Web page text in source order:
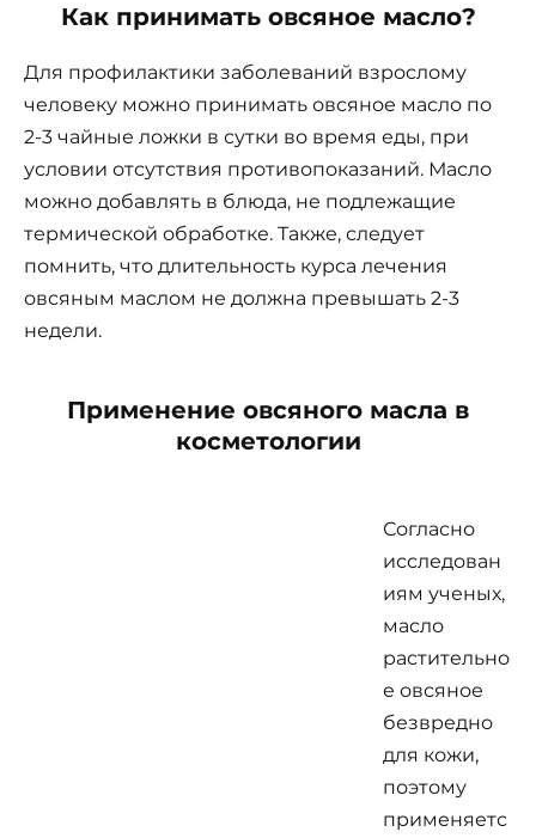
Как принимать овсяное масло?
Для профилактики заболеваний взрослому
человеку можно принимать овсяное масло по
2-3 чайные ложки в сутки во время еды, при
условии отсутствия противопоказаний. Масло
можно добавлять в блюда, не подлежащие
термической обработке. Также, следует
помнить, что длительность курса лечения
овсяным маслом не должна превышать 2-3
недели.
Применение овсяного масла в
косметологии
Согласно
исследован
иям ученых,
масло
растительно
е овсяное
безвредно
для кожи,
поэтому
применяетс